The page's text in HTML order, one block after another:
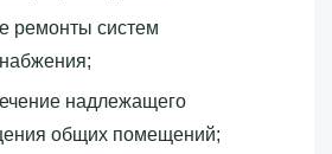
ремонты систем
надлежащего
общих помещений;